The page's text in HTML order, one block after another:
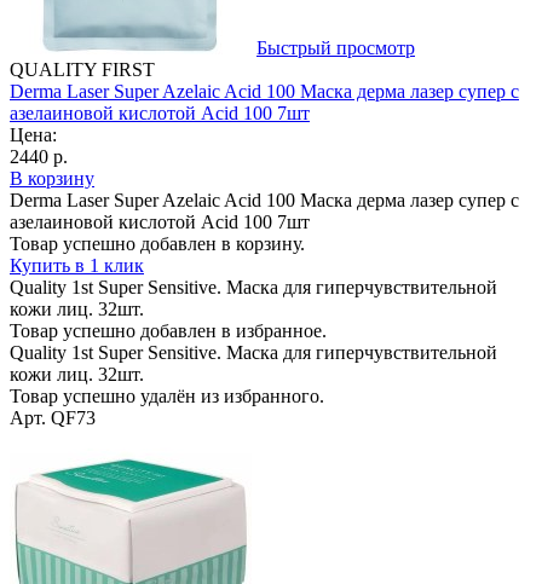
Быстрый просмотр
QUALITY FIRST
Derma Laser Super Azelaic Acid 100 Маска дерма лазер супер с
азелаиновой кислотой Acid 100 7шт
Цена:
2440 р.
В корзину
Derma Laser Super Azelaic Acid 100 Маска дерма лазер супер с
азелаиновой кислотой Acid 100 7шт
Товар успешно добавлен в корзину.
Купить в 1 клик
Quality 1st Super Sensitive. Маска для гиперчувствительной
кожи лиц. 32шт.
Товар успешно добавлен в избранное.
Quality 1st Super Sensitive. Маска для гиперчувствительной
кожи лиц. 32шт.
Товар успешно удалён из избранного.
Арт. QF73